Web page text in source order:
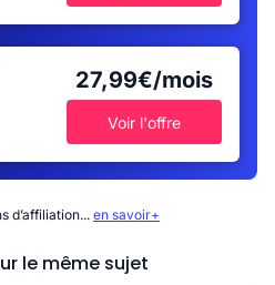
27,99€/mois
Voir l'offre
d’affiliation... en savoir+
le même sujet